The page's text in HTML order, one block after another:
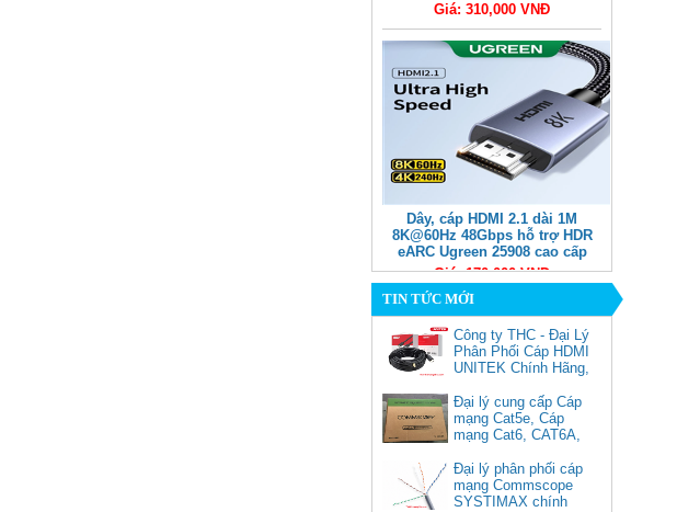
Giá: 310,000 VNĐ
Dây, cáp HDMI 2.1 dài 1M
8K@60Hz 48Gbps hỗ trợ HDR
eARC Ugreen 25908 cao cấp
Giá: 170,000 VNĐ
Cáp chuyển USB Type-C sang
Displayport 1.4 độ phân giải
TIN TỨC MỚI
Công ty THC - Đại Lý
Phân Phối Cáp HDMI
UNITEK Chính Hãng,
Đại lý cung cấp Cáp
mạng Cat5e, Cáp
mạng Cat6, CAT6A,
Commscope
Đại lý phân phối cáp
mạng Commscope
SYSTIMAX chính